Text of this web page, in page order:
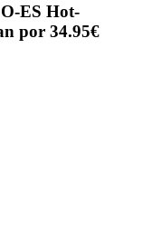
ES Hot-
por 34.95€